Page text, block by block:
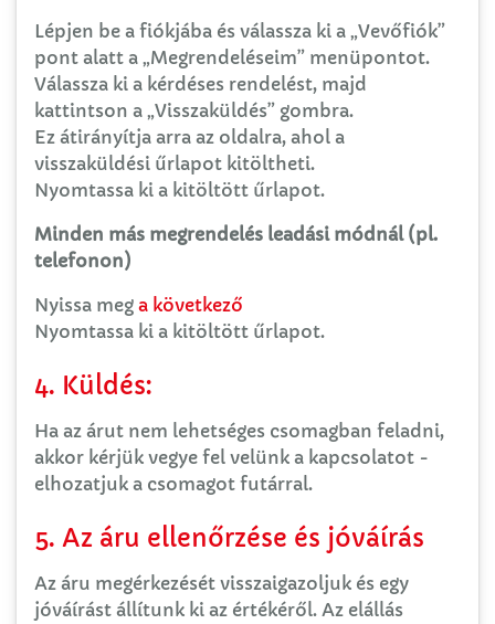
Lépjen be a fiókjába és válassza ki a „Vevőfiók”
pont alatt a „Megrendeléseim” menüpontot.
Válassza ki a kérdéses rendelést, majd
kattintson a „Visszaküldés” gombra.
Ez átirányítja arra az oldalra, ahol a
visszaküldési űrlapot kitöltheti.
Nyomtassa ki a kitöltött űrlapot.
Minden más megrendelés leadási módnál (pl.
telefonon)
Nyissa meg a következő
Nyomtassa ki a kitöltött űrlapot.
4. Küldés:
Ha az árut nem lehetséges csomagban feladni,
akkor kérjük vegye fel velünk a kapcsolatot -
elhozatjuk a csomagot futárral.
5. Az áru ellenőrzése és jóváírás
Az áru megérkezését visszaigazoljuk és egy
jóváírást állítunk ki az értékéről. Az elállás